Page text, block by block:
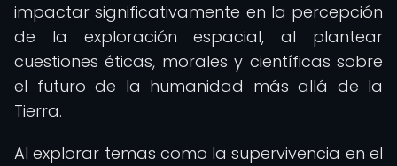
impactar significativamente en la percepción
de la exploración espacial, al plantear
cuestiones éticas, morales y científicas sobre
el futuro de la humanidad más allá de la
Tierra.
Al explorar temas como la supervivencia en el